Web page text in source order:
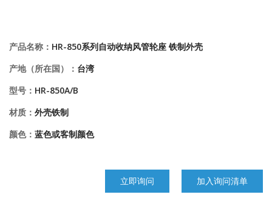
产品名称： HR-850系列自动收纳风管轮座 铁制外壳
产地（所在国）： 台湾
型号： HR-850A/B
材质： 外壳铁制
颜色： 蓝色或客制颜色
立即询问 加入询问清单